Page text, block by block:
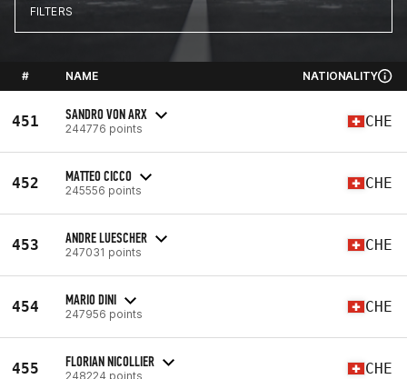
FILTERS
# NAME NATIONALITY
451 SANDRO VON ARX
244776 points CHE
452 MATTEO CICCO
245556 points CHE
453 ANDRE LUESCHER
247031 points CHE
454 MARIO DINI
247956 points CHE
455 FLORIAN NICOLLIER
248224 points CHE